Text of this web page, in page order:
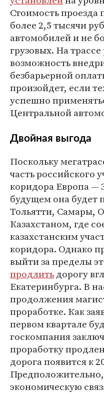
Стоимость проезда
более 2,5 тысячи
автомобилей и не
грузовых. На
возможность
безбарьерной
произойдет, если
успешно
Центральной
Двойная выгода
Поскольку
часть российского
коридора Европа —
будущем она будет
Тольятти, Самары,
Казахстаном, где
казахстанским
коридора. Однако
выйти за пределы
продлитьдорогу
Екатеринбурга. В
продолжения
проработке. Как
первом квартале
госкомпания
проработку
дорога появится к
Предположительно,
экономическую